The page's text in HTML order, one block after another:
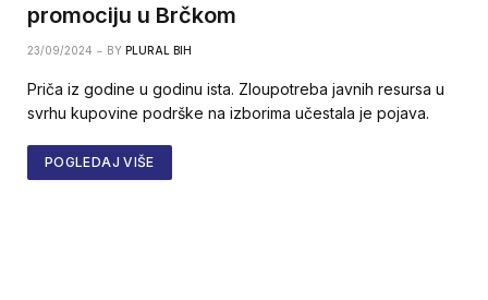
promociju u Brčkom
23/09/2024 BY PLURAL BIH
Priča iz godine u godinu ista. Zloupotreba javnih resursa u
svrhu kupovine podrške na izborima učestala je pojava.
POGLEDAJ VIŠE